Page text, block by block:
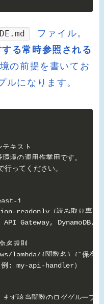
ファイル。
る常時参照される
の前提を書いてお
ルになります。
キスト
境の運用作業用です。
ってください。
1
readonly（読み取り専用
Gateway, DynamoDB,
名規則
lambda/{関数名} に保存
: my-api-handler）
ず該当関数のロググループ